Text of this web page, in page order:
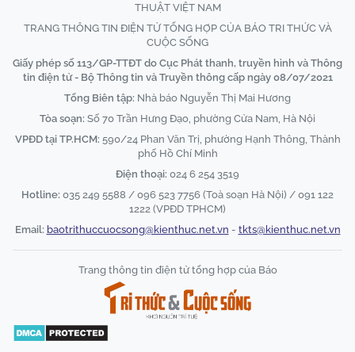
THUẬT VIỆT NAM
TRANG THÔNG TIN ĐIỆN TỬ TỔNG HỢP CỦA BÁO TRI THỨC VÀ
CUỘC SỐNG
Giấy phép số 113/GP-TTĐT do Cục Phát thanh, truyền hình và Thông
tin điện tử - Bộ Thông tin và Truyền thông cấp ngày 08/07/2021
Tổng Biên tập: Nhà báo Nguyễn Thị Mai Hương
Tòa soạn: Số 70 Trần Hưng Đạo, phường Cửa Nam, Hà Nội
VPĐD tại TP.HCM: 590/24 Phan Văn Trị, phường Hạnh Thông, Thành
phố Hồ Chí Minh
Điện thoại: 024 6 254 3519
Hotline: 035 249 5588 / 096 523 7756 (Toà soạn Hà Nội) / 091 122
1222 (VPĐD TPHCM)
Email: baotrithuccuocsong@kienthuc.net.vn - tkts@kienthuc.net.vn
Trang thông tin điện tử tổng hợp của Báo